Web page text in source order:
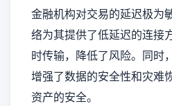
金融机构对交易的延迟极为
络为其提供了低延迟的连接
时传输，降低了风险。同时
增强了数据的安全性和灾难
资产的安全。